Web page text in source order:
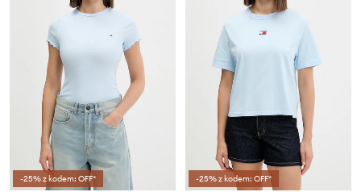
-25% z kodem: OFF* -25% z kodem: OFF*